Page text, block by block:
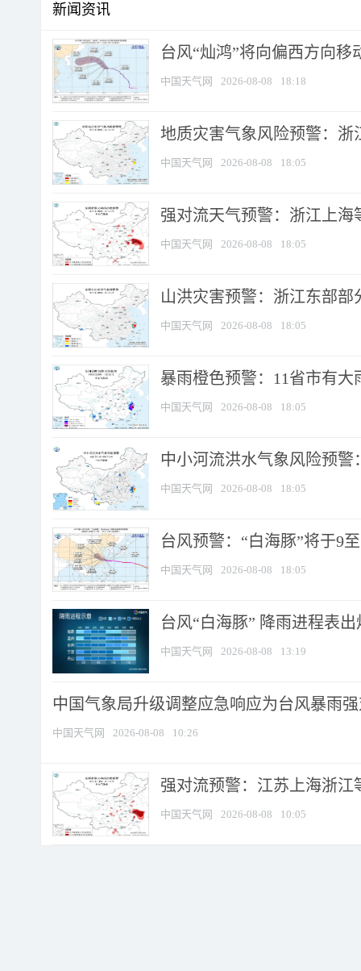
新闻资讯
台风“灿鸿”将向偏西方向移
中国天气网 2026-08-08 18:18
地质灾害气象风险预警：
中国天气网 2026-08-08 18:05
强对流天气预警：浙江上海
中国天气网 2026-08-08 18:05
山洪灾害预警：浙江东部
中国天气网 2026-08-08 18:05
暴雨橙色预警：11省市有
中国天气网 2026-08-08 18:05
中小河流洪水气象风险预
中国天气网 2026-08-08 18:05
台风预警：“白海豚”将于9
中国天气网 2026-08-08 18:05
台风“白海豚” 降雨进程表
中国天气网 2026-08-08 13:19
中国气象局升级调整应急响应为台风暴雨
中国天气网 2026-08-08 10:26
强对流预警：江苏上海浙江
中国天气网 2026-08-08 10:05